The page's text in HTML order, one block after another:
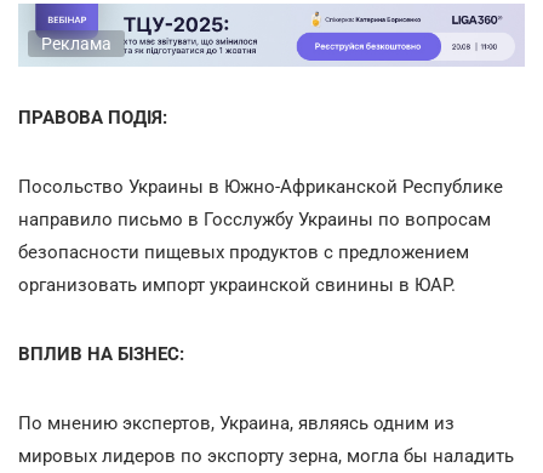
Реклама
ПРАВОВА ПОДІЯ:
Посольство Украины в Южно-Африканской Республике
направило письмо в Госслужбу Украины по вопросам
безопасности пищевых продуктов с предложением
организовать импорт украинской свинины в ЮАР.
ВПЛИВ НА БІЗНЕС:
По мнению экспертов, Украина, являясь одним из
мировых лидеров по экспорту зерна, могла бы наладить